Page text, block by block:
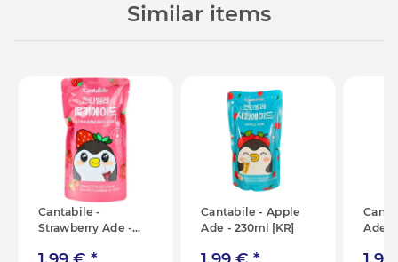
Similar items
Cantabile -
Strawberry Ade -
Cantabile - Apple
Ade - 230ml [KR]
Ade -